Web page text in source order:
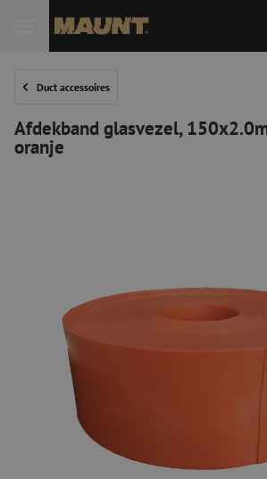
Duct accessoires
Afdekband glasvezel,
oranje